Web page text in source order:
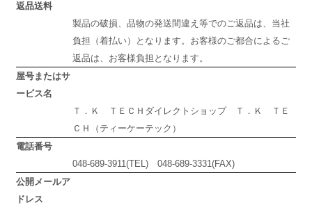
返品送料
製品の破損、品物の発送間違え等でのご返品は、当社
負担（着払い）となります。お客様のご都合によるご
返品は、お客様負担となります。
屋号またはサ
ービス名
Ｔ．Ｋ ＴＥＣＨダイレクトショップ Ｔ．Ｋ ＴＥ
ＣＨ（ティーケーテック）
電話番号
048-689-3911(TEL) 048-689-3331(FAX)
公開メールア
ドレス